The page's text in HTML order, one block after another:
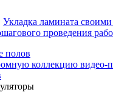
Укладка ламината
проведения
полов
коллекцию видео-